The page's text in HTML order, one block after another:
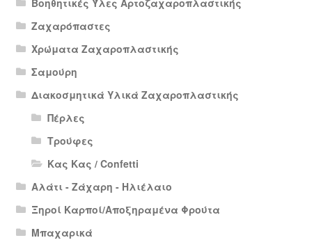
Ζαχαρόπαστες
Χρώματα Ζαχαροπλαστικής
Σαμούρη
Διακοσμητικά Υλικά Ζαχαροπλαστικής
Πέρλες
Τρούφες
Κας Κας / Confetti
Αλάτι - Ζάχαρη - Ηλιέλαιο
Ξηροί Καρποί/Αποξηραμένα Φρούτα
Μπαχαρικά